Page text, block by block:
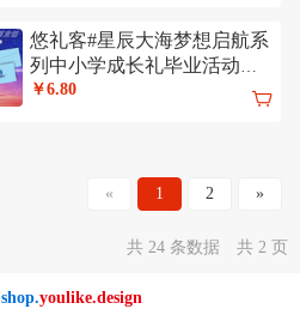
悠礼客#星辰大海梦想启航系
列中小学成长礼毕业活动信
纸信封定制
￥6.80
« 1 2 »
共 24 条数据 共 2 页
shop.youlike.design